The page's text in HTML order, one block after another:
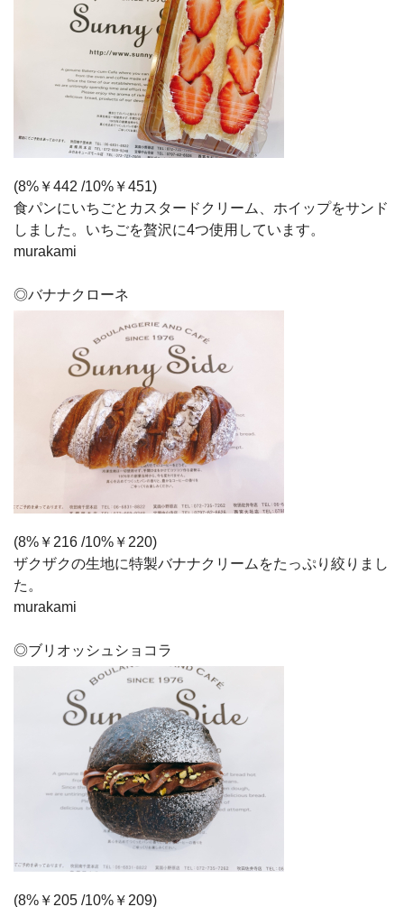
(8%￥442 /10%￥451)
食パンにいちごとカスタードクリーム、ホイップをサンド
しました。いちごを贅沢に4つ使用しています。
murakami
◎バナナクローネ
(8%￥216 /10%￥220)
ザクザクの生地に特製バナナクリームをたっぷり絞りまし
た。
murakami
◎ブリオッシュショコラ
(8%￥205 /10%￥209)